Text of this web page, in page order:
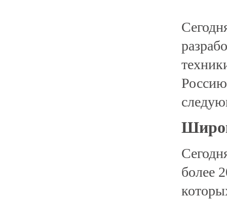
более